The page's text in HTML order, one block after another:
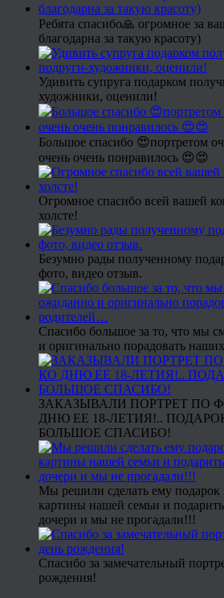
Ребята спасибо🙏 огромное за
благодарна за такую красоту)
Удивить супруга подарком
художники, оценили!
Большое спасибо 😍портретом
очень очень понравилось 😍😍
Огромное спасибо всей вашей
холсте!
Безумно рады полученному
фото, видео отзыв.
Спасибо большое за то, что мы
и оригинально порадовать
ЗАКАЗЫВАЛИ ПОРТРЕТ ПО
ДНЮ ЕЕ 18-ЛЕТИЯ!..
БОЛЬШОЕ СПАСИБО!
Мы решили сделать ему подарок
картины нашей семьи и
дочери и мы не прогадали!!!
Спасибо за замечательный
рождения!